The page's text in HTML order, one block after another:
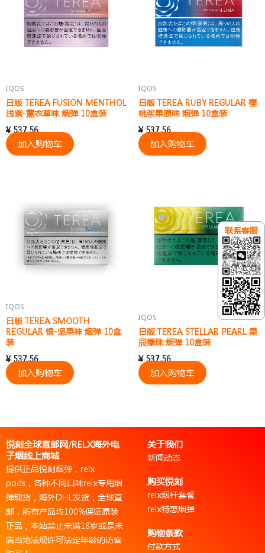
IQOS
日版 TEREA FUSION MENTHOL
浅紫-薰衣草味 烟弹 10盒装
¥537.56
加入购物车
IQOS
日版 TEREA RUBY REGULAR 樱
桃浆果原味 烟弹 10盒装
¥537.56
加入购物车
IQOS
日版 TEREA SMOOTH
REGULAR 银-坚果味 烟弹 10盒
装
¥537.56
加入购物车
IQOS
日版 TEREA STELLAR PEARL 星
辰爆珠 烟弹 10盒装
¥537.56
加入购物车
悦刻全球直邮网/RELX海外电
子烟线上商城
提供正品悦刻烟弹，relx
pods，各种不同口味relx专用烟
弹现货，海外DHL发货，全球直
邮，所有产品均100%保证原装
正品，本站禁止未满18岁或是未
满当地法规许可法定年龄的访客
关于我们
新闻动态
购买悦刻
relx烟杆套餐
relx特惠烟弹
购物条款
付款方式
联系客服